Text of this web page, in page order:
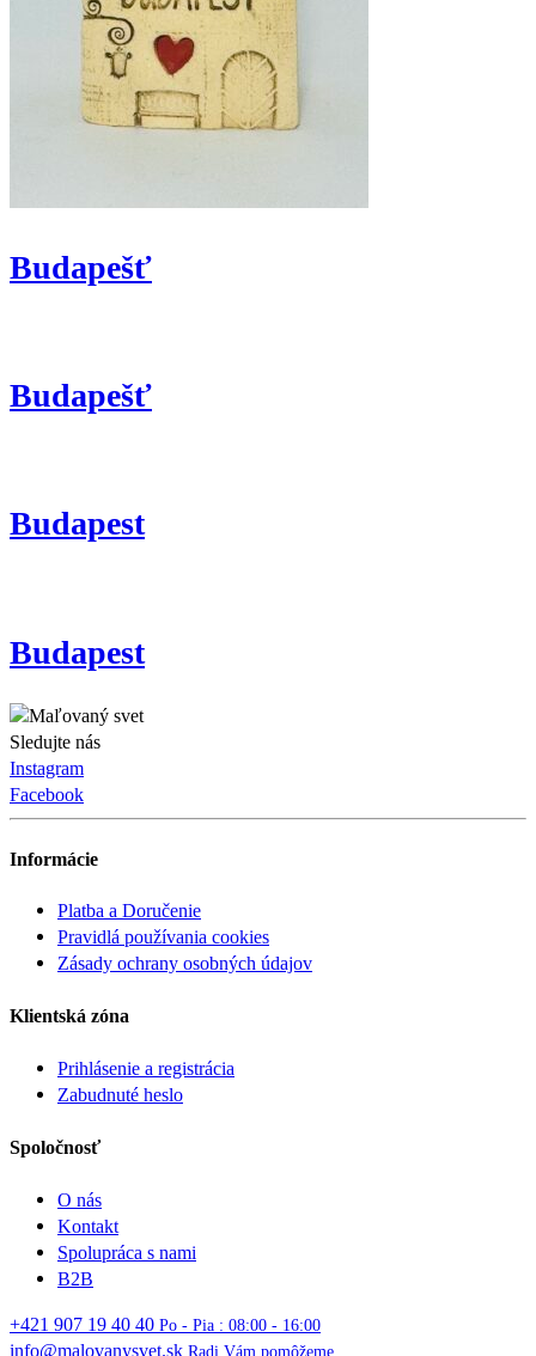
Budapešť
Budapešť
Budapest
Budapest
Sledujte nás
Instagram
Facebook
Informácie
Platba a Doručenie
Pravidlá používania cookies
Zásady ochrany osobných údajov
Klientská zóna
Prihlásenie a registrácia
Zabudnuté heslo
Spoločnosť
O nás
Kontakt
Spolupráca s nami
B2B
+421 907 19 40 40 Po - Pia : 08:00 - 16:00
info@malovanysvet.sk Radi Vám pomôžeme